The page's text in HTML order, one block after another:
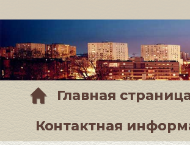
Главная
Контактная